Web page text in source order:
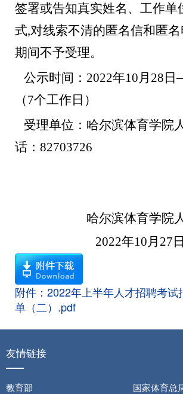
签署或告知真实姓名、工作单
式,对线索不清的匿名信和匿
期间不予受理。
公示时间：2022年10月 28
（7个工作日 ）
受理单位：哈尔滨体育学院
话：82703726
哈尔滨体育学院
2022年10月 27 日
附件：2022年上半年人才招聘考试
单（二）.pdf
友情链接
教育部
国家体育总